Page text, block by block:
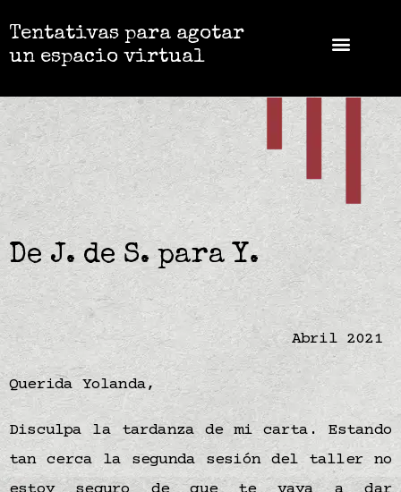
Tentativas para agotar
un espacio virtual
De J. de S. para Y.
Abril 2021
Querida Yolanda,
Disculpa la tardanza de mi carta. Estando
tan cerca la segunda sesión del taller no